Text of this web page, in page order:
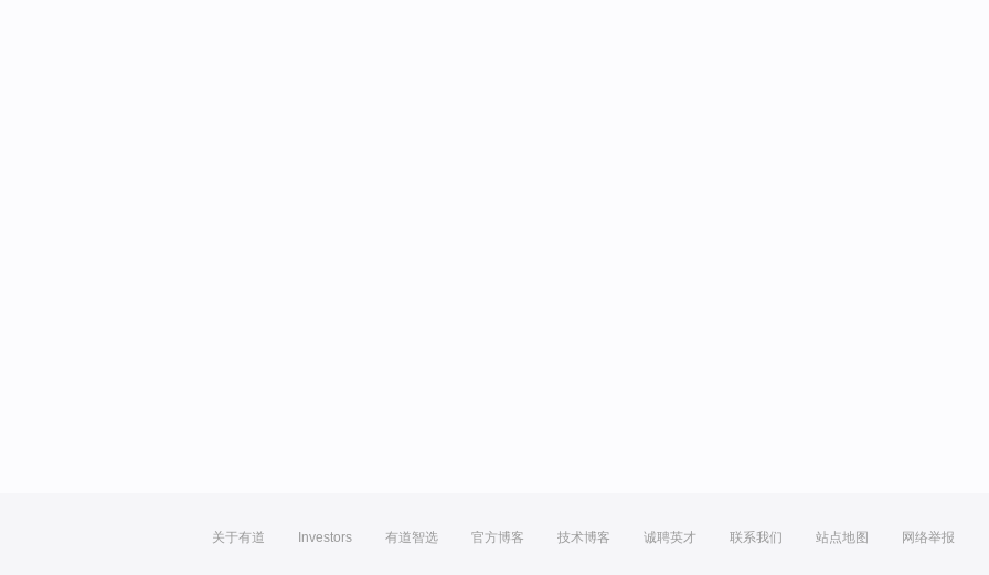
关于有道 Investors 有道智选 官方博客 技术博客 诚聘英才 联系我们 站点地图 网络举报